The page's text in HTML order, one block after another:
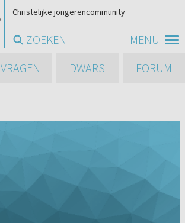
MENU
Christelijke jongerencommunity
ZOEKEN
VRAGEN DWARS FORUM